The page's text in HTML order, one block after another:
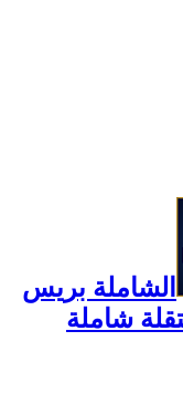
الشاملة بريس
شاملة